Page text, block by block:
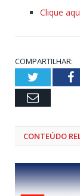
Clique
COMPARTILHAR:
Twitter
Email
CONTEÚDO